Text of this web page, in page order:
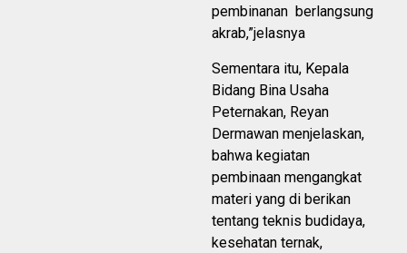
pembinanan berlangsung
akrab,”jelasnya
Sementara itu, Kepala
Bidang Bina Usaha
Peternakan, Reyan
Dermawan menjelaskan,
bahwa kegiatan
pembinaan mengangkat
materi yang di berikan
tentang teknis budidaya,
kesehatan ternak,